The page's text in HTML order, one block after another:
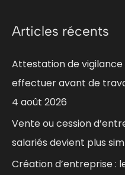
h
e
c
Articles récents
Attestation de vigilance
effectuer avant de
4 août 2026
Vente ou cession
salariés devient plus
Création d’entreprise :
é
o
r
i
e
s